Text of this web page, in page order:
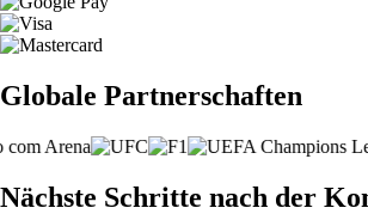
Globale Partnerschaften
Nächste Schritte nach der